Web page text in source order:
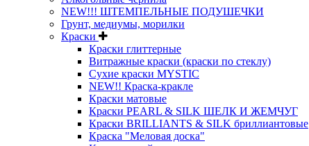
NEW!!! ШТЕМПЕЛЬНЫЕ ПОДУШЕЧКИ
Грунт, медиумы, морилки
Краски
Краски глиттерные
Витражные краски (краски по стеклу)
Сухие краски MYSTIC
NEW!! Краска-кракле
Краски матовые
Краски PEARL & SILK ШЕЛК И ЖЕМЧУГ
Краски BRILLIANTS & SILK бриллиантовые
Краска "Меловая доска"